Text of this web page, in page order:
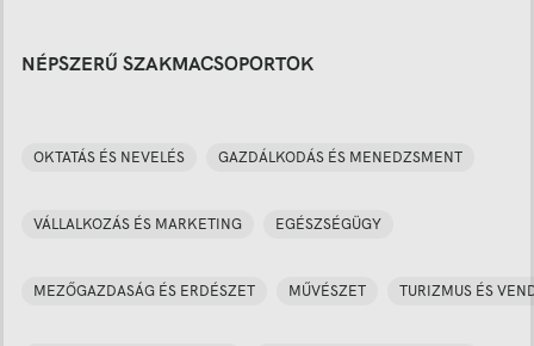
NÉPSZERŰ SZAKMACSOPORTOK
OKTATÁS ÉS NEVELÉS GAZDÁLKODÁS ÉS MENEDZSMENT
VÁLLALKOZÁS ÉS MARKETING EGÉSZSÉGÜGY
MEZŐGAZDASÁG ÉS ERDÉSZET MŰVÉSZET TURIZMUS ÉS